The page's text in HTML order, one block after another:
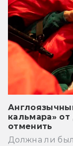
кальмара»
отменить
Должна ли